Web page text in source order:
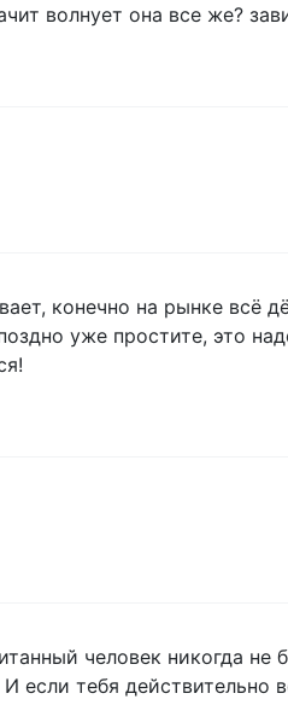
волнует она все же?
конечно на рынке всё
уже простите, это
человек никогда не
если тебя действительно